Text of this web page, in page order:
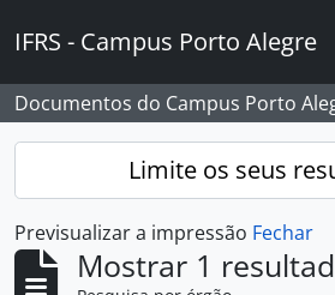
IFRS - Campus Porto Alegre
Documentos do Campus Porto
Limite os seus
Previsualizar a impressão Fechar
Mostrar 1